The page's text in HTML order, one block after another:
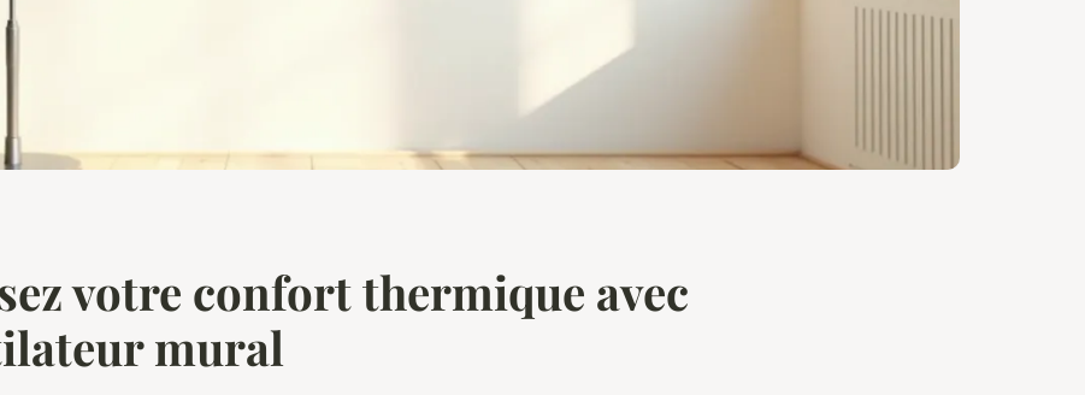
votre confort thermique avec
mural